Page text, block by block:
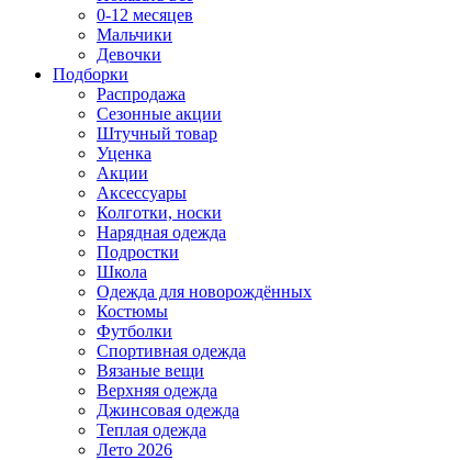
0-12 месяцев
Мальчики
Девочки
Подборки
Распродажа
Сезонные акции
Штучный товар
Уценка
Акции
Аксессуары
Колготки, носки
Нарядная одежда
Подростки
Школа
Одежда для новорождённых
Костюмы
Футболки
Спортивная одежда
Вязаные вещи
Верхняя одежда
Джинсовая одежда
Теплая одежда
Лето 2026